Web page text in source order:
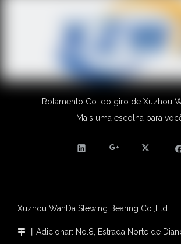
Rolamento Co. do giro de Xuzhou
Mais uma escolha para
Xuzhou WanDa Slewing Bearing Co.,Ltd.
 丨Adicionar: No.8, Estrada Norte de